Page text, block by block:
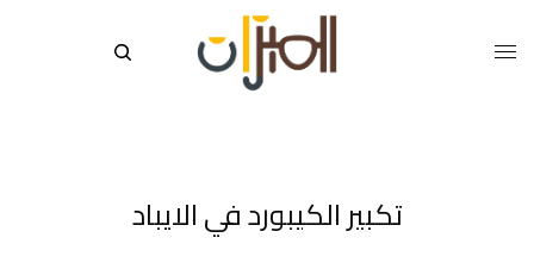
تكبير الكيبورد في الايباد